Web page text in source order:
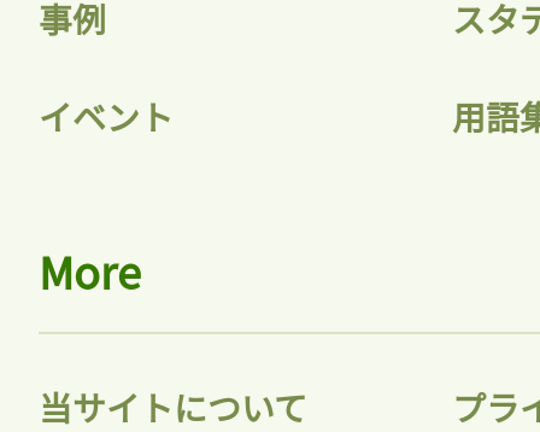
事例 スタ
イベント 用語
More
当サイトについて プラ